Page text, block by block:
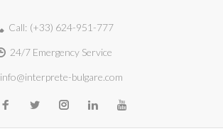
Call: (+33) 624-951-777
24/7 Emergency Service
info@interprete-bulgare.com